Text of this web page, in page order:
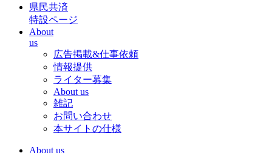
県民共済
特設ページ
About
us
広告掲載&仕事依頼
情報提供
ライター募集
About us
雑記
お問い合わせ
本サイトの仕様
About us